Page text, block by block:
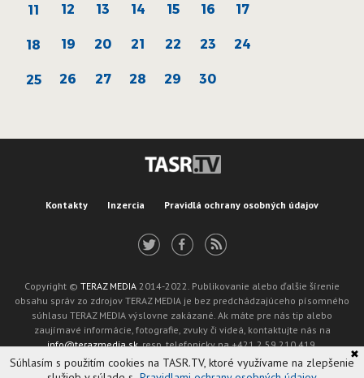
11 12 13 14 15 16 17
18 19 20 21 22 23 24
25 26 27 28 29 30
Kontakty Inzercia Pravidlá ochrany osobných údajov
Copyright © TERAZ MEDIA 2014-2022. Publikovanie alebo ďalšie šírenie
obsahu správ zo zdrojov TERAZ MEDIA je bez predchádzajúceho písomného
súhlasu TERAZ MEDIA výslovne zakázané. Ak máte pre nás tip alebo
zaujímavé informácie, fotografie, zvuky či videá, kontaktujte nás na
info@terazmedia.sk, resp. telefonicky na +421 2 59 210 419.
Žiadosť o zverejnenie opravy v zmysle zákona o publikáciách je možné zaslať
na adresu oprava@tasr.sk.
Súhlasím s použitím cookies na TASR.TV, ktoré využívame na zlepšenie
✖